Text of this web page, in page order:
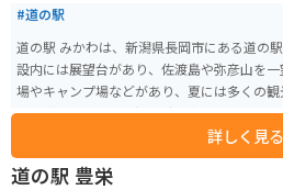
#道の駅
道の駅 みかわは、新潟県長岡市にある道の
設内には展望台があり、佐渡島や弥彦山を一望できます。
場やキャンプ場などがあり、夏には多くの
駅の隣には「みかわ温泉 海の湯」があり、
楽しむことができます。温泉はナトリウム-
湯冷めしにくいのが特徴です。 バイクで訪れる場合、日本海沿岸を走る国道3
52号線は、景色が良くツーリングに最適で
詳しく見る
道の駅 豊栄